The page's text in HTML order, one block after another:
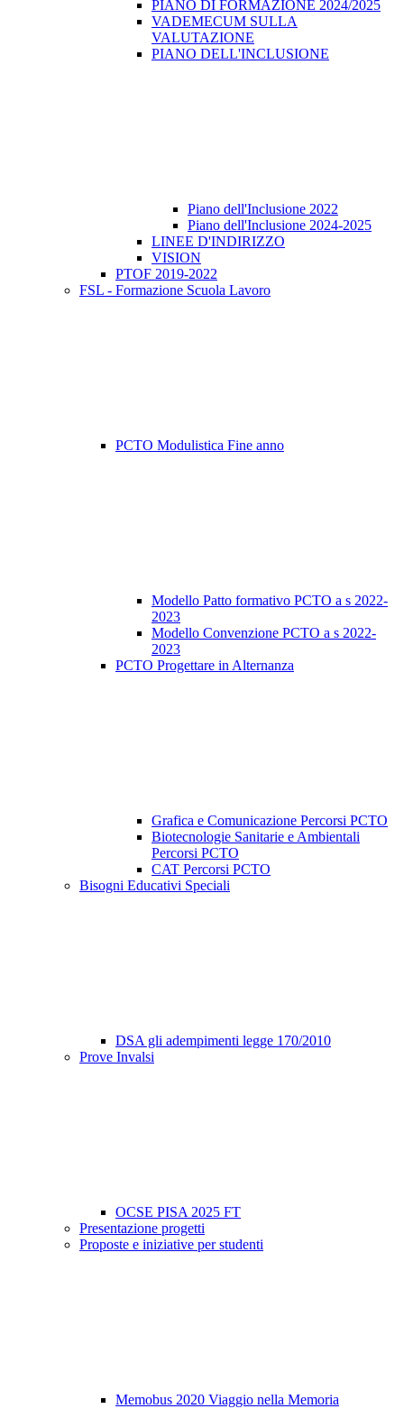
PIANO DI FORMAZIONE 2024/2025
VADEMECUM SULLA
VALUTAZIONE
PIANO DELL'INCLUSIONE
Piano dell'Inclusione 2022
Piano dell'Inclusione 2024-2025
LINEE D'INDIRIZZO
VISION
PTOF 2019-2022
FSL - Formazione Scuola Lavoro
PCTO Modulistica Fine anno
Modello Patto formativo PCTO a s 2022-
2023
Modello Convenzione PCTO a s 2022-
2023
PCTO Progettare in Alternanza
Grafica e Comunicazione Percorsi PCTO
Biotecnologie Sanitarie e Ambientali
Percorsi PCTO
CAT Percorsi PCTO
Bisogni Educativi Speciali
DSA gli adempimenti legge 170/2010
Prove Invalsi
OCSE PISA 2025 FT
Presentazione progetti
Proposte e iniziative per studenti
Memobus 2020 Viaggio nella Memoria